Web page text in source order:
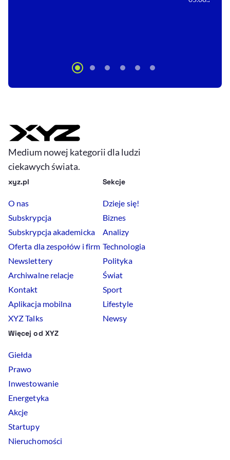
Medium nowej kategorii dla ludzi
ciekawych świata.
xyz.pl
O nas
Subskrypcja
Subskrypcja akademicka
Oferta dla zespołów i firm
Newslettery
Archiwalne relacje
Kontakt
Aplikacja mobilna
XYZ Talks
Sekcje
Dzieje się!
Biznes
Analizy
Technologia
Polityka
Świat
Sport
Lifestyle
Newsy
Więcej od XYZ
Giełda
Prawo
Inwestowanie
Energetyka
Akcje
Startupy
Nieruchomości